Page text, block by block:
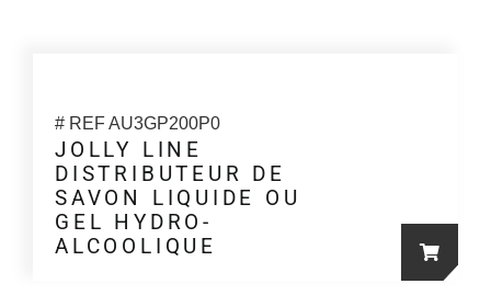
# REF AU3GP200P0
JOLLY LINE
DISTRIBUTEUR DE
SAVON LIQUIDE OU
GEL HYDRO-
ALCOOLIQUE